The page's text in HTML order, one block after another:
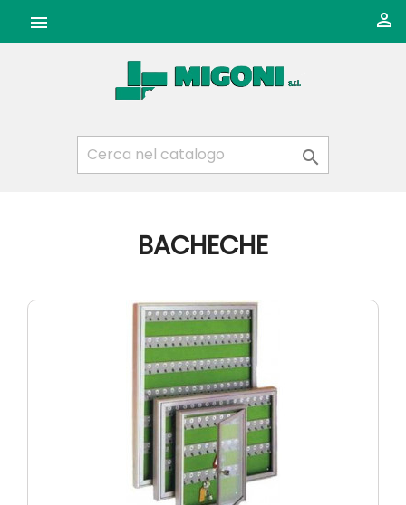
 

BACHECHE